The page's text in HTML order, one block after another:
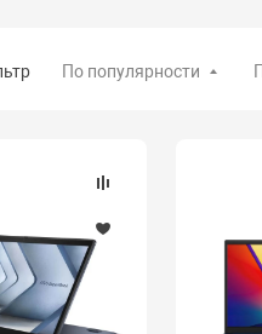
По популярности